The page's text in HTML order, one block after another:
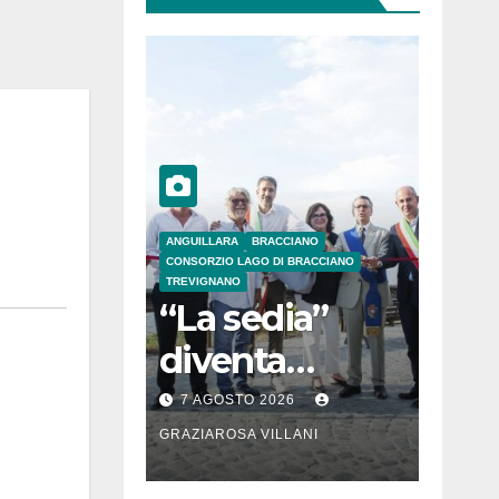
ANGUILLARA
BRACCIANO
CONSORZIO LAGO DI BRACCIANO
TREVIGNANO
“La sedia”
diventa
Belvedere sul
lago di
Bracciano: ieri
7 AGOSTO 2026
GRAZIAROSA VILLANI